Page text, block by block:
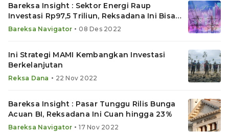
Bareksa Insight : Sektor Energi Raup
Investasi Rp97,5 Triliun, Reksadana Ini Bisa
Melambung
Bareksa Navigator • 08 Des 2022
Ini Strategi MAMI Kembangkan Investasi
Berkelanjutan
Reksa Dana • 22 Nov 2022
Bareksa Insight : Pasar Tunggu Rilis Bunga
Acuan BI, Reksadana Ini Cuan hingga 23%
Bareksa Navigator • 17 Nov 2022